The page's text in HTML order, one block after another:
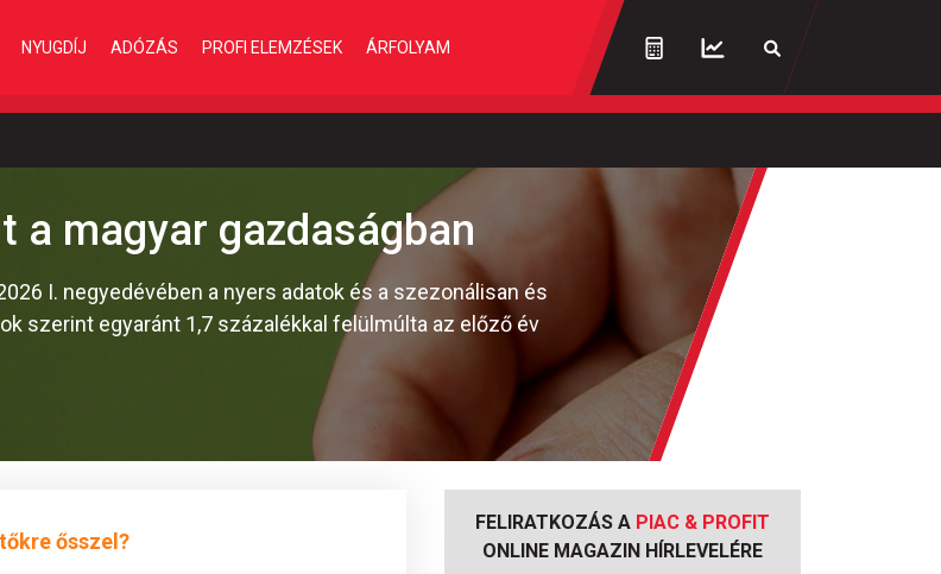
NYUGDÍJ ADÓZÁS PROFI ELEMZÉSEK ÁRFOLYAM
a magyar gazdaságban
I. negyedévében a nyers adatok és a szezonálisan és
szerint egyaránt 1,7 százalékkal felülmúlta az előző év
ősszel?
FELIRATKOZÁS A PIAC & PROFIT
ONLINE MAGAZIN HÍRLEVELÉRE